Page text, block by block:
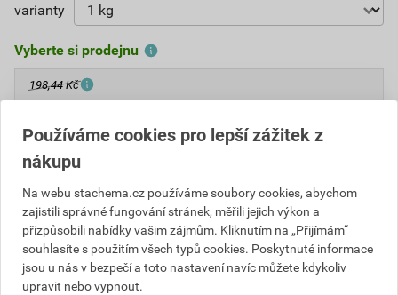
varianty
Vyberte si prodejnu
198,44 Kč
178,60 Kčza kg
178,60 Kč
147,60 Kč za kg
ks Do košíku
Do košíku přidáte 1 ks / 1 kgza178,60Kčs DPH
(147,60Kčbez DPH).
Používáme cookies pro lepší zážitek z
nákupu
Na webu stachema.cz používáme soubory cookies, abychom
zajistili správné fungování stránek, měřili jejich výkon a
přizpůsobili nabídky vašim zájmům. Kliknutím na „Přijímám“
souhlasíte s použitím všech typů cookies. Poskytnuté informace
jsou u nás v bezpečí a toto nastavení navíc můžete kdykoliv
upravit nebo vypnout.